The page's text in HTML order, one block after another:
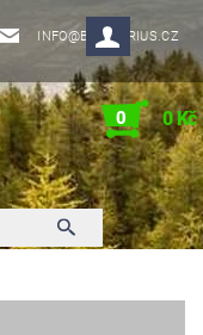
INFO@BIROTARIUS.CZ
0 0 Kč